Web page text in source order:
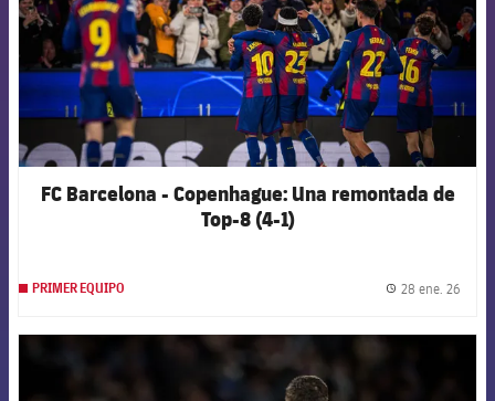
FC Barcelona - Copenhague: Una remontada de
Top-8 (4-1)
PRIMER EQUIPO 28 ene. 26